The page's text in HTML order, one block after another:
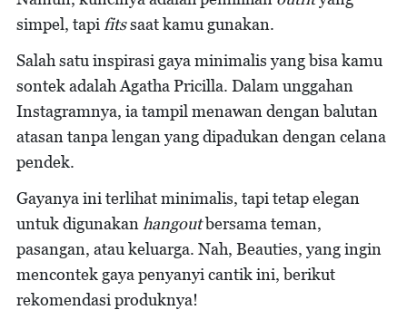
simpel, tapi fitssaat kamu gunakan.
Salah satu inspirasi gaya minimalis yang bisa kamu
sontek adalah Agatha Pricilla. Dalam unggahan
Instagramnya, ia tampil menawan dengan balutan
atasan tanpa lengan yang dipadukan dengan celana
pendek.
Gayanya ini terlihat minimalis, tapi tetap elegan
untuk digunakan hangoutbersama teman,
pasangan, atau keluarga. Nah, Beauties, yang ingin
mencontek gaya penyanyi cantik ini, berikut
rekomendasi produknya!